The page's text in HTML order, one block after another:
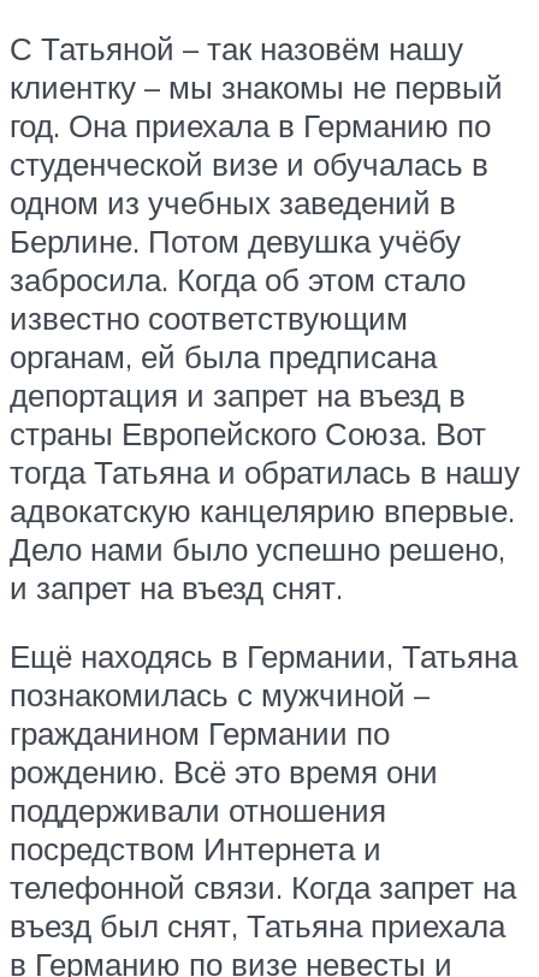
С Татьяной – так назовём нашу
клиентку – мы знакомы не первый
год. Она приехала в Германию по
студенческой визе и обучалась в
одном из учебных заведений в
Берлине. Потом девушка учёбу
забросила. Когда об этом стало
известно соответствующим
органам, ей была предписана
депортация и запрет на въезд в
страны Европейского Союза. Вот
тогда Татьяна и обратилась в нашу
адвокатскую канцелярию впервые.
Дело нами было успешно решено,
и запрет на въезд снят.
Ещё находясь в Германии, Татьяна
познакомилась с мужчиной –
гражданином Германии по
рождению. Всё это время они
поддерживали отношения
посредством Интернета и
телефонной связи. Когда запрет на
въезд был снят, Татьяна приехала
в Германию по визе невесты и